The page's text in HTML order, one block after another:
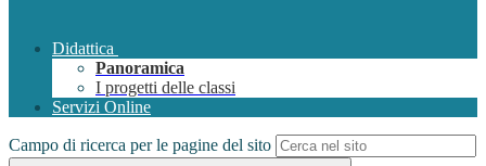
Didattica
Panoramica
I progetti delle classi
Servizi Online
Campo di ricerca per le pagine del sito